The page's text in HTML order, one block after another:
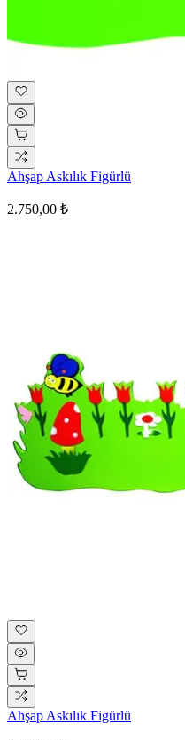
Ahşap Askılık Figürlü
2.750,00 ₺
Ahşap Askılık Figürlü